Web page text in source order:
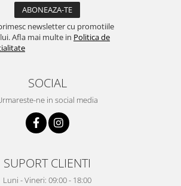
newsletter cu promotiile
Afla mai multe in Politica de
SOCIAL
ne in social media
SUPORT CLIENTI
Luni - Vineri: 09:00 - 18:00